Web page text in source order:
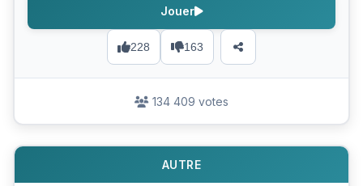
228 163
Jouer
134 409 votes
AUTRE